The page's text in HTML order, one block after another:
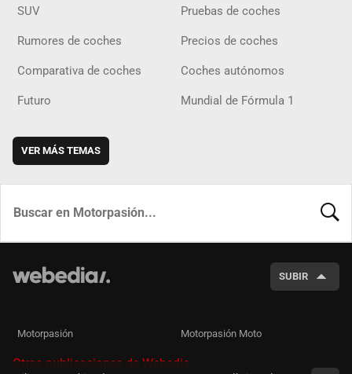
SUV Pruebas de coches
Rumores de coches Precios de coches
Comparativa de coches Coches autónomos
Futuro Mundial de Fórmula 1
VER MÁS TEMAS
SUBIR
Motorpasión Motorpasión Moto
Otras publicaciones de Webedia